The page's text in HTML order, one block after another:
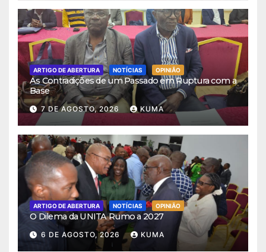
ARTIGO DE ABERTURA NOTÍCIAS OPINIÃO
As Contradições de um Passado em Ruptura com a
Base
7 DE AGOSTO, 2026 KUMA
ARTIGO DE ABERTURA NOTÍCIAS OPINIÃO
O Dilema da UNITA Rumo a 2027
6 DE AGOSTO, 2026 KUMA